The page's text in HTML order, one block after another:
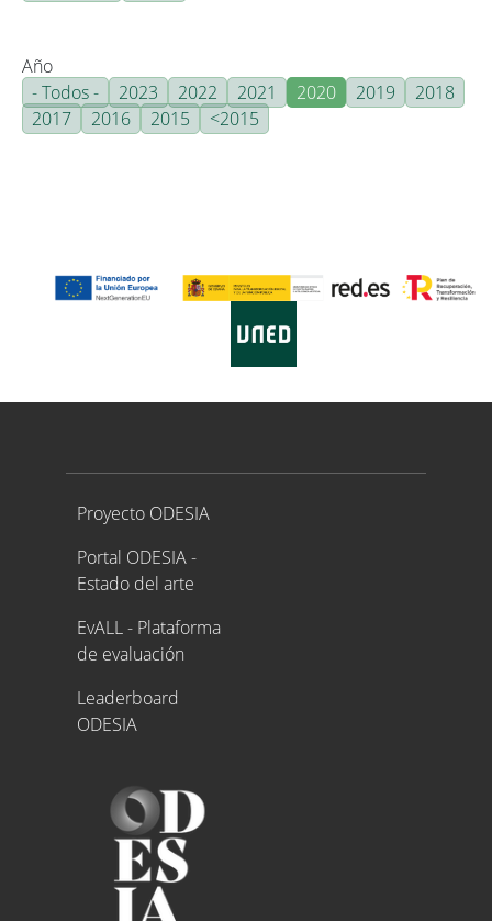
Año
- Todos -
2023 2022 2021 2020 2019
2018
2017
2016 2015 <2015
Proyecto ODESIA
Proyecto ODESIA
Portal ODESIA -
Estado del arte
EvALL - Plataforma
de evaluación
Leaderboard
ODESIA